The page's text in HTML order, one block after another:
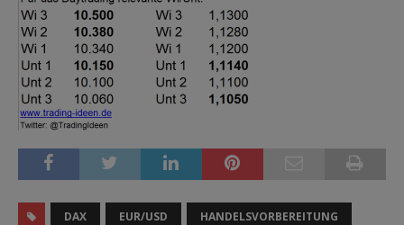
DAX EUR/USD HANDELSVORBEREITUNG